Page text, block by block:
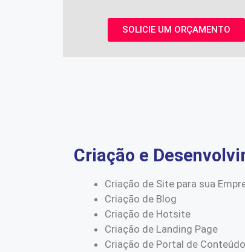
SOLICIE UM ORÇAMENTO
Criação e
Criação de Site para sua
Criação de Blog
Criação de Hotsite
Criação de Landing Page
Criação de Portal de Conteúdo